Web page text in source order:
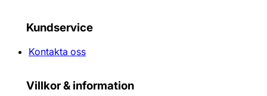
Kundservice
Kontakta oss
Villkor & information